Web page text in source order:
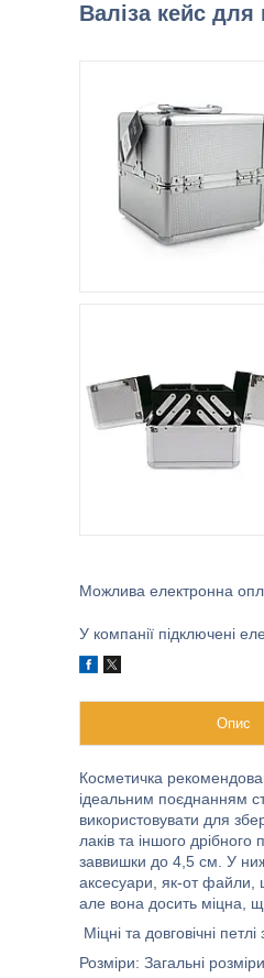
Валіза кейс для
У компанії підключені
Опис
Косметичка
ідеальним поєднанням
використовувати для
лаків та іншого
заввишки до 4,5 см. У
аксесуари, як-от файли,
але вона досить міцна,
Міцні та довговічні
Розміри: Загальні